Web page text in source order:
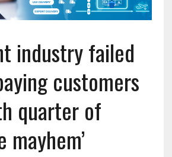
industry failed
customers
quarter of
mayhem’